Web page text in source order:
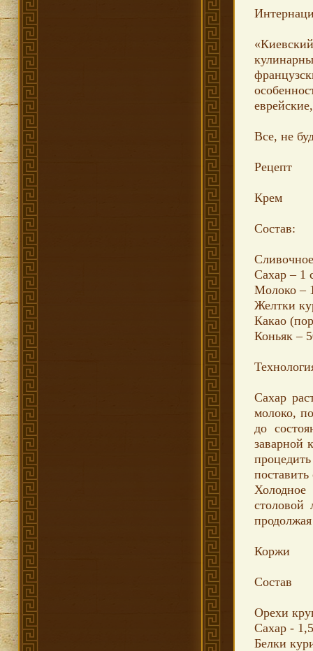
Все, не
Рецепт
Крем
Состав:
Сахар – 1
Молоко –
Желтки
Какао
Коньяк –
Сахар
молоко,
до
заварной
поставить
столовой
Коржи
Состав
Орехи
Сахар -
Белки